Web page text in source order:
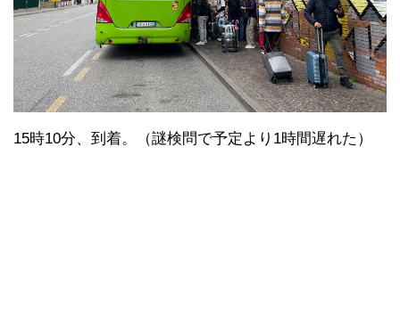
15時10分、到着。（謎検問で予定より1時間遅れた）